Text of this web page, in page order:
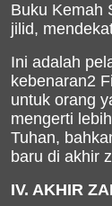
Buku Kemah
jilid,
Ini adalah
kebenaran2
untuk orang
mengerti
Tuhan,
baru di akhir
IV. AKHIR